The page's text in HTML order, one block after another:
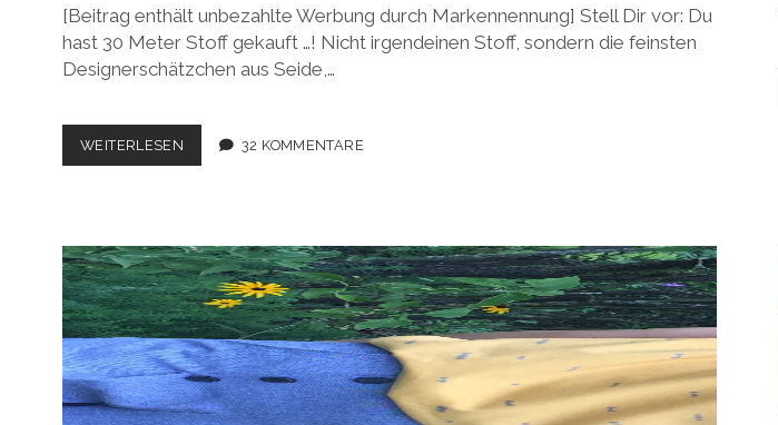
[Beitrag enthält unbezahlte Werbung durch Markennennung] Stell Dir vor: Du
hast 30 Meter Stoff gekauft …! Nicht irgendeinen Stoff, sondern die feinsten
Designerschätzchen aus Seide,…
WEITERLESEN NÄHSOMMER
2018:
32 KOMMENTARE